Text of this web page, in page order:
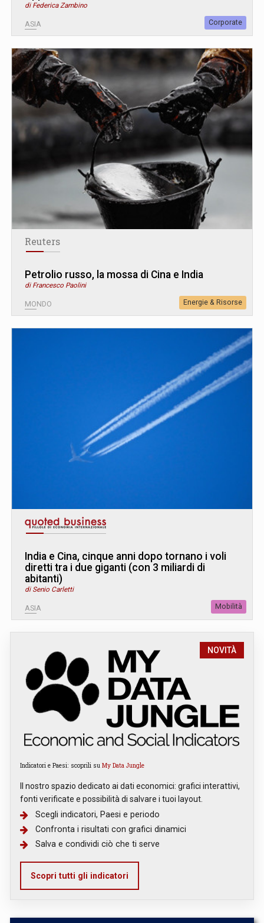
di Federica Zambino
ASIA Corporate
Reuters
Petrolio russo, la mossa di Cina e India
di Francesco Paolini
MONDO Energie & Risorse
India e Cina, cinque anni dopo tornano i voli
diretti tra i due giganti (con 3 miliardi di
abitanti)
di Senio Carletti
ASIA Mobilità
NOVITÀ
Indicatori e Paesi: scoprili su My Data Jungle
Il nostro spazio dedicato ai dati economici: grafici interattivi,
fonti verificate e possibilità di salvare i tuoi layout.
Scegli indicatori, Paesi e periodo
Confronta i risultati con grafici dinamici
Salva e condividi ciò che ti serve
Scopri tutti gli indicatori